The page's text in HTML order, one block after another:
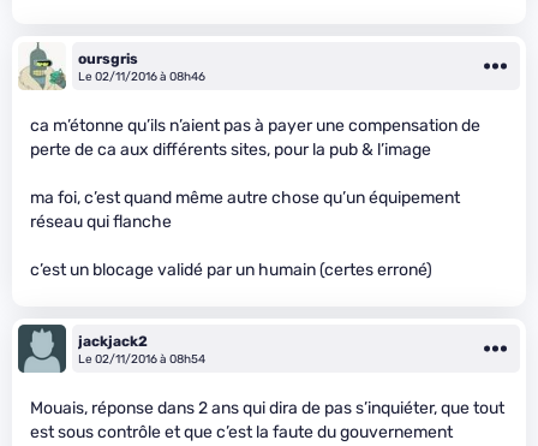
oursgris
Le 02/11/2016 à 08h46
ca m’étonne qu’ils n’aient pas à payer une compensation de
perte de ca aux différents sites, pour la pub & l’image
ma foi, c’est quand même autre chose qu’un équipement
réseau qui flanche
c’est un blocage validé par un humain (certes erroné)
jackjack2
Le 02/11/2016 à 08h54
Mouais, réponse dans 2 ans qui dira de pas s’inquiéter, que tout
est sous contrôle et que c’est la faute du gouvernement